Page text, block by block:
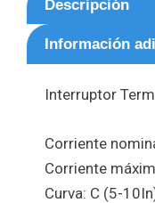
Descripción
Información
Interruptor
Corriente
Corriente
Curva: C (5-